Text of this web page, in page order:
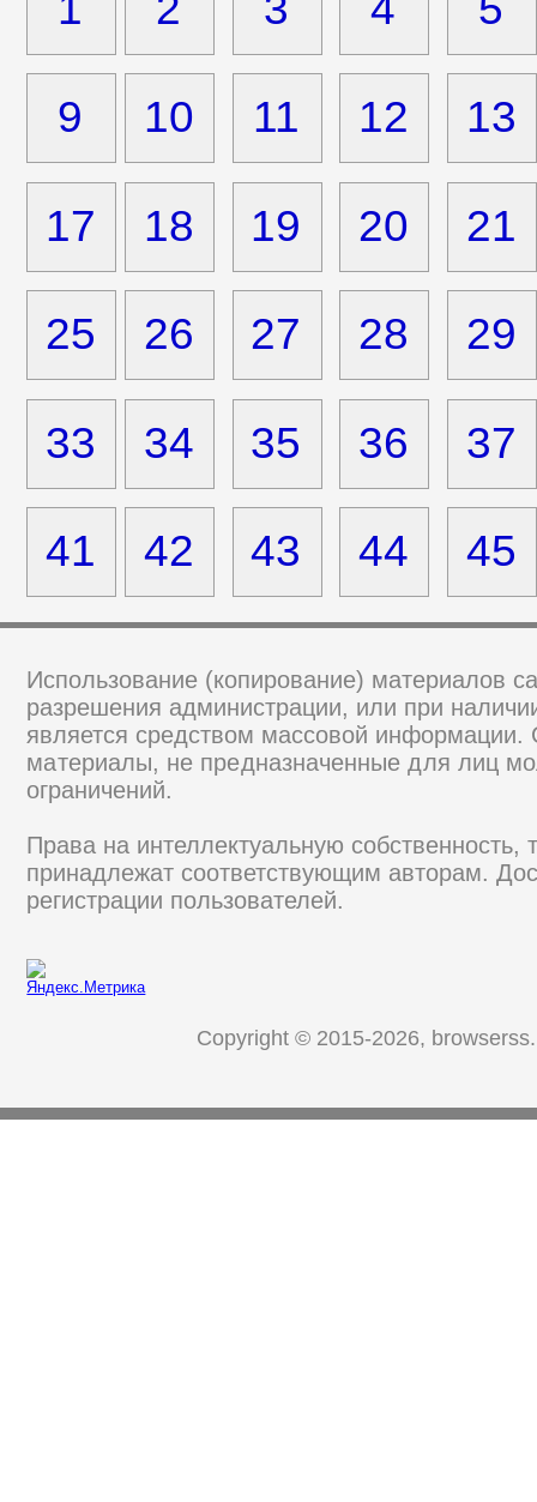
9 10 11 12 13
17 18 19 20 21
25 26 27 29
28
33 34 35 36 37
41 42 43 44 45
Использование (копирование) материалов
разрешения администрации, или при
является средством массовой информации.
материалы, не предназначенные для лиц
ограничений.
Права на интеллектуальную собственность,
принадлежат соответствующим авторам.
регистрации пользователей.
Copyright © 2015-2026,